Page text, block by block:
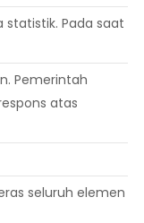
Pada saat
Pemerintah
atas
seluruh elemen